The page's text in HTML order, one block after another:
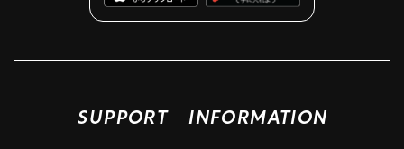
SUPPORT INFORMATION